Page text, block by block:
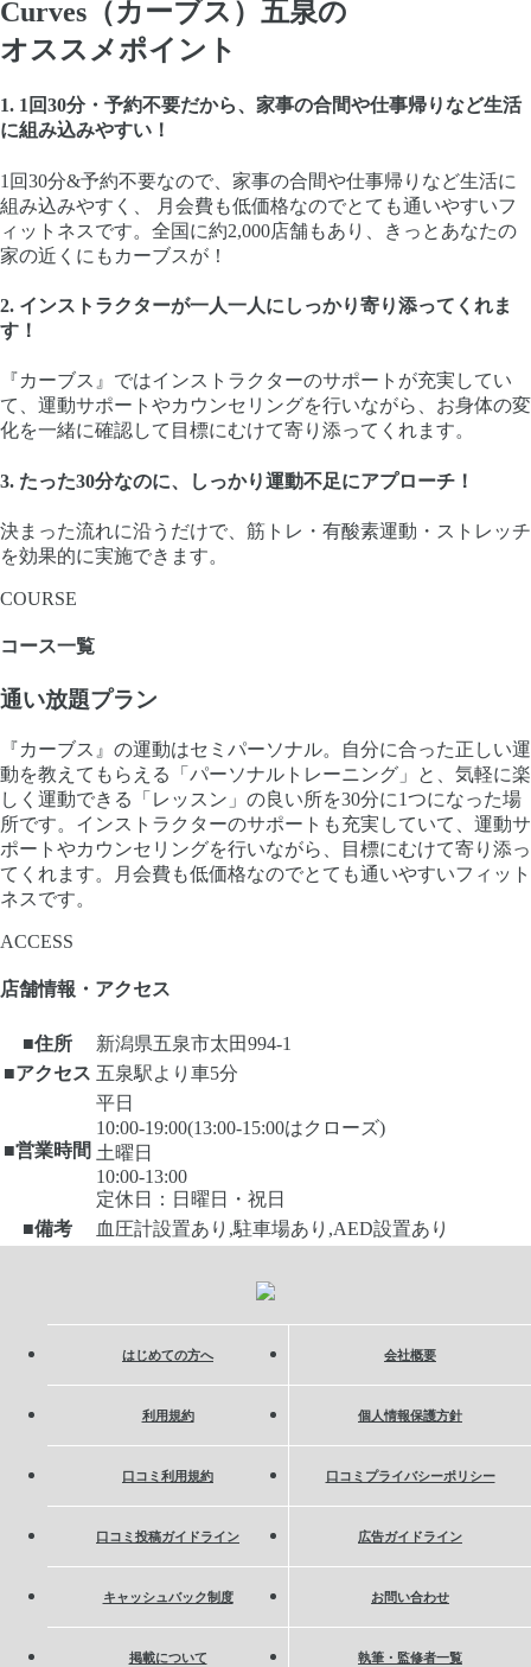
Curves（カーブス）五泉の
オススメポイント
1. 1回30分・予約不要だから、家事の合間や仕事帰りなど生活
に組み込みやすい！
1回30分&予約不要なので、家事の合間や仕事帰りなど生活に
組み込みやすく、 月会費も低価格なのでとても通いやすいフ
ィットネスです。全国に約2,000店舗もあり、きっとあなたの
家の近くにもカーブスが！
2. インストラクターが一人一人にしっかり寄り添ってくれま
す！
『カーブス』ではインストラクターのサポートが充実してい
て、運動サポートやカウンセリングを行いながら、お身体の変
化を一緒に確認して目標にむけて寄り添ってくれます。
3. たった30分なのに、しっかり運動不足にアプローチ！
決まった流れに沿うだけで、筋トレ・有酸素運動・ストレッチ
を効果的に実施できます。
COURSE
コース一覧
通い放題プラン
『カーブス』の運動はセミパーソナル。自分に合った正しい運
動を教えてもらえる「パーソナルトレーニング」と、気軽に楽
しく運動できる「レッスン」の良い所を30分に1つになった場
所です。インストラクターのサポートも充実していて、運動サ
ポートやカウンセリングを行いながら、目標にむけて寄り添っ
てくれます。月会費も低価格なのでとても通いやすいフィット
ネスです。
ACCESS
店舗情報・アクセス
■住所
新潟県五泉市太田994-1
■アクセス 五泉駅より車5分
■営業時間
平日
10:00-19:00(13:00-15:00はクローズ)
土曜日
10:00-13:00
定休日：日曜日・祝日
■備考
血圧計設置あり,駐車場あり,AED設置あり
はじめての方へ 会社概要
利用規約 個人情報保護方針
口コミ利用規約 口コミプライバシーポリシー
口コミ投稿ガイドライン 広告ガイドライン
キャッシュバック制度 お問い合わせ
掲載について 執筆・監修者一覧